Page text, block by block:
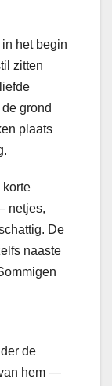
het begin
zitten
grond
plaats
korte
netjes,
De
naaste
de
hem —